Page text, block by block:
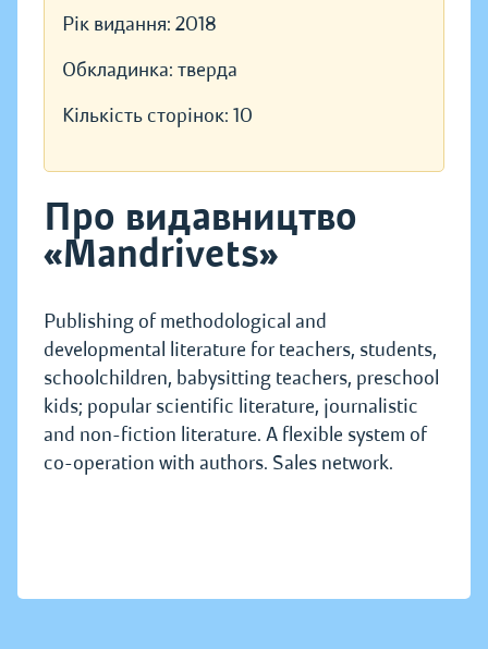
Рік видання: 2018
Обкладинка: тверда
Кількість сторінок: 10
Про видавництво
«Mandrivets»
Publishing of methodological and
developmental literature for teachers, students,
schoolchildren, babysitting teachers, preschool
kids; popular scientific literature, journalistic
and non-fiction literature. A flexible system of
co-operation with authors. Sales network.